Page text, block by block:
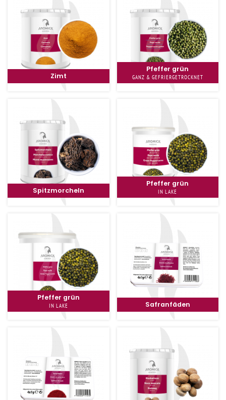
Zimt
Pfeffer grün
GANZ & GEFRIERGETROCKNET
Spitzmorcheln
Pfeffer grün
IN LAKE
Pfeffer grün
IN LAKE Safranfäden